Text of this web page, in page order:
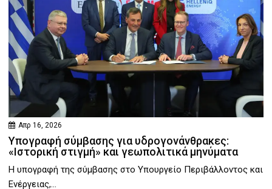
Απρ 16, 2026
Υπογραφή σύμβασης για υδρογονάνθρακες:
«Ιστορική στιγμή» και γεωπολιτικά μηνύματα
Η υπογραφή της σύμβασης στο Υπουργείο Περιβάλλοντος και
Ενέργειας,...